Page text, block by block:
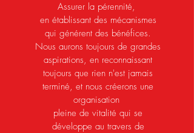
Assurer la pérennité,
en établissant des mécanismes
qui générent des bénéfices.
Nous aurons toujours de grandes
aspirations, en reconnaissant
toujours que rien n'est jamais
terminé, et nous créerons une
organisation
pleine de vitalité qui se
développe au travers de